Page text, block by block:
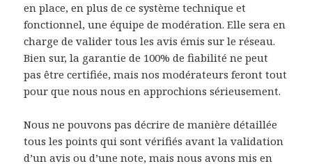
en place, en plus de ce système technique et
fonctionnel, une équipe de modération. Elle sera en
charge de valider tous les avis émis sur le réseau.
Bien sur, la garantie de 100% de fiabilité ne peut
pas être certifiée, mais nos modérateurs feront tout
pour que nous nous en approchions sérieusement.
Nous ne pouvons pas décrire de manière détaillée
tous les points qui sont vérifiés avant la validation
d’un avis ou d’une note, mais nous avons mis en